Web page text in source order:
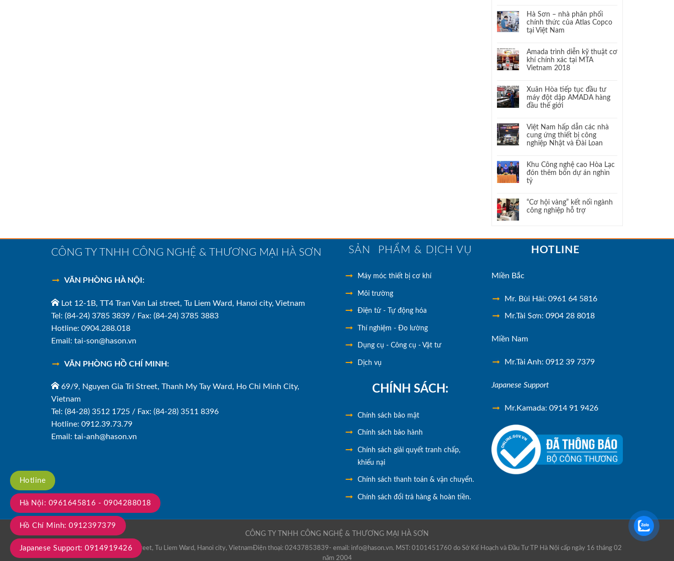
Hà Sơn – nhà phân phối
chính thức của Atlas Copco
tại Việt Nam
Amada trình diễn kỹ thuật cơ
khí chính xác tại MTA
Vietnam 2018
Xuân Hòa tiếp tục đầu tư
máy đột dập AMADA hàng
đầu thế giới
Việt Nam hấp dẫn các nhà
cung ứng thiết bị công
nghiệp Nhật và Đài Loan
Khu Công nghệ cao Hòa Lạc
đón thêm bốn dự án nghìn
tỷ
“Cơ hội vàng” kết nối ngành
công nghiệp hỗ trợ
CÔNG TY TNHH CÔNG NGHỆ & THƯƠNG MẠI HÀ SƠN
VĂN PHÒNG HÀ NỘI:
Lot 12-1B, TT4 Tran Van Lai street, Tu Liem Ward, Hanoi city, Vietnam
Tel: (84-24) 3785 3839 / Fax: (84-24) 3785 3883
Hotline: 0904.288.018
Email: tai-son@hason.vn
VĂN PHÒNG HỒ CHÍ MINH:
69/9, Nguyen Gia Tri Street, Thanh My Tay Ward, Ho Chi Minh City,
Vietnam
Tel: (84-28) 3512 1725 / Fax: (84-28) 3511 8396
Hotline: 0912.39.73.79
Email: tai-anh@hason.vn
SẢN PHẨM & DỊCH VỤ
Máy móc thiết bị cơ khí
Môi trường
Điện tử - Tự động hóa
Thí nghiệm - Đo lường
Dụng cụ - Công cụ - Vật tư
Dịch vụ
CHÍNH SÁCH:
Chính sách bảo mật
Chính sách bảo hành
Chính sách giải quyết tranh chấp,
khiếu nại
Chính sách thanh toán & vận chuyển.
Chính sách đổi trả hàng & hoàn tiền.
HOTLINE
Miền Bắc
Mr. Bùi Hải: 0961 64 5816
Mr.Tài Sơn: 0904 28 8018
Miền Nam
Mr.Tài Anh: 0912 39 7379
Japanese Support
Mr.Kamada: 0914 91 9426
CÔNG TY TNHH CÔNG NGHỆ & THƯƠNG MẠI HÀ SƠN
Lot 12-1B, TT4 Tran Van Lai street, Tu Liem Ward, Hanoi city, VietnamĐiện thoại: 02437853839- email: info@hason.vn. MST: 0101451760 do Sở Kế Hoạch và Đầu Tư TP Hà Nội cấp ngày 16 tháng 02
năm 2004
Hotline
Hà Nội: 0961645816 - 0904288018
Hồ Chí Minh: 0912397379
Japanese Support: 0914919426